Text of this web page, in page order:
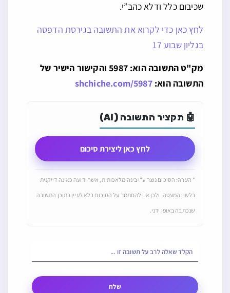
שכיבום כלל ודלא כהב”י.
לחץ כאן כדי לקרוא את התשובה בגירסת הדפסה
בגליון שבוע 17
מק"ט התשובה הוא: 5987 והקישור הישיר של
התשובה הוא:shchiche.com/5987
🤖 תקציר התשובה (AI)
לחץ כאן ליצירת סיכום
* הערה: הסיכום נוצר ע"י בינה מלאכותית, אשר ידועה כאינה דייקנית
בלשון המעטה, ולכן אין להסתמך על הסיכום בלא לעיין בתוכן התשובה
שנכתבה באופן ידני.
שלח